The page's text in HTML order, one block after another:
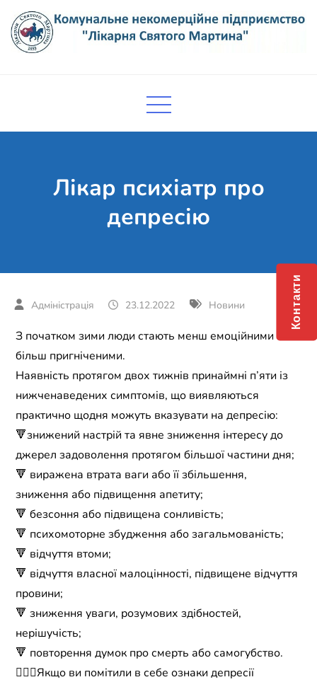
content
підприємство "Лікарня Святого
Лікар психіатр про
депресію
23.12.2022 Новини
З початком зими люди стають менш емоційними та
більш пригніченими.
Наявність протягом двох тижнів принаймні п’яти із
нижченаведених симптомів, що виявляються
практично щодня можуть вказувати на депресію:
🔻знижений настрій та явне зниження інтересу до
джерел задоволення протягом більшої частини дня;
🔻 виражена втрата ваги або її збільшення,
зниження або підвищення апетиту;
🔻 безсоння або підвищена сонливість;
🔻 психомоторне збудження або загальмованість;
🔻 відчуття втоми;
🔻 відчуття власної малоцінності, підвищене відчуття
провини;
🔻 зниження уваги, розумових здібностей,
нерішучість;
🔻 повторення думок про смерть або самогубство.
🧑🏻‍⚕️Якщо ви помітили в себе ознаки депресії
Контакти